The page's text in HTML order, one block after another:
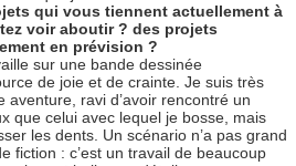
qui vous tiennent actuellement à
voir aboutir ? des projets
en prévision ?
sur une bande dessinée
de joie et de crainte. Je suis très
ravi d’avoir rencontré un
que celui avec lequel je bosse, mais
les dents. Un scénario n’a pas grand
fiction : c’est un travail de beaucoup